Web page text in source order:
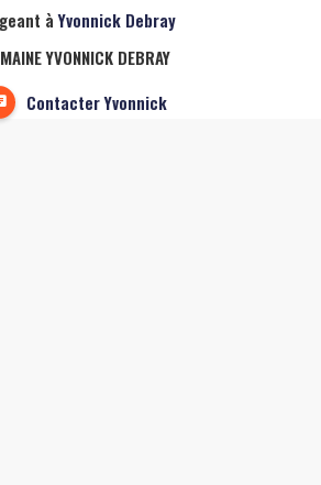
àYvonnick Debray
YVONNICK DEBRAY
Contacter Yvonnick